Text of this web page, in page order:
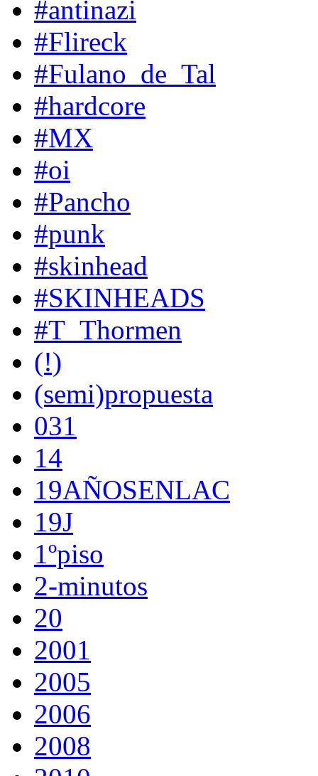
#antinazi
#Flireck
#Fulano_de_Tal
#hardcore
#MX
#oi
#Pancho
#punk
#skinhead
#SKINHEADS
#T_Thormen
(!)
(semi)propuesta
031
14
19AÑOSENLAC
19J
1ºpiso
2-minutos
20
2001
2005
2006
2008